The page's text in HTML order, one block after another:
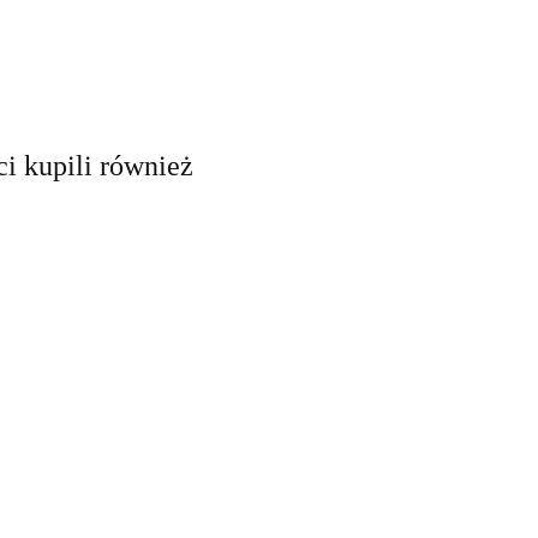
kupili również